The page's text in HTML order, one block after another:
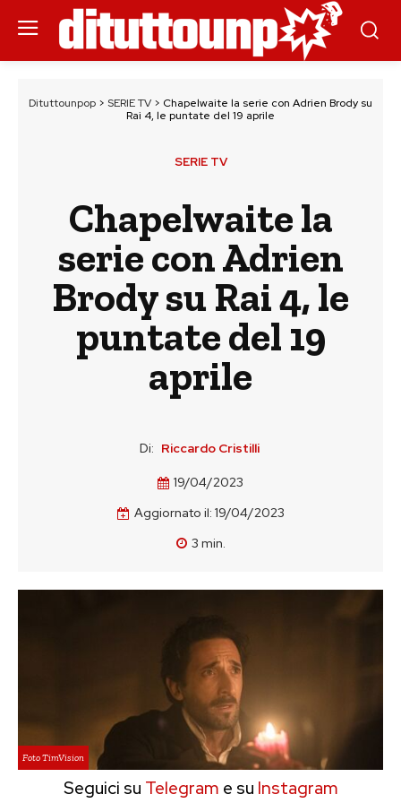
Dituttounpop > SERIE TV > Chapelwaite la serie con Adrien Brody su
Rai 4, le puntate del 19 aprile
SERIE TV
Chapelwaite la
serie con Adrien
Brody su Rai 4, le
puntate del 19
aprile
Di: Riccardo Cristilli
19/04/2023
Aggiornato il: 19/04/2023
3 min.
Foto TimVision
Seguici su Telegram e su Instagram